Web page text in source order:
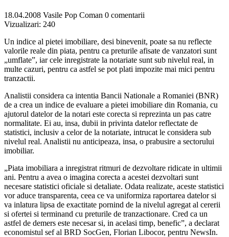
18.04.2008 Vasile Pop Coman 0 comentarii
Vizualizari: 240
Un indice al pietei imobiliare, desi binevenit, poate sa nu reflecte
valorile reale din piata, pentru ca preturile afisate de vanzatori sunt
„umflate”, iar cele inregistrate la notariate sunt sub nivelul real, in
multe cazuri, pentru ca astfel se pot plati impozite mai mici pentru
tranzactii.
Analistii considera ca intentia Bancii Nationale a Romaniei (BNR)
de a crea un indice de evaluare a pietei imobiliare din Romania, cu
ajutorul datelor de la notari este corecta si reprezinta un pas catre
normalitate. Ei au, insa, dubii in privinta datelor reflectate de
statistici, inclusiv a celor de la notariate, intrucat le considera sub
nivelul real. Analistii nu anticipeaza, insa, o prabusire a sectorului
imobiliar.
„Piata imobiliara a inregistrat ritmuri de dezvoltare ridicate in ultimii
ani. Pentru a avea o imagina corecta a acestei dezvoltari sunt
necesare statistici oficiale si detaliate. Odata realizate, aceste statistici
vor aduce transparenta, ceea ce va uniformiza raportarea datelor si
va inlatura lipsa de exactitate pornind de la nivelul agregat al cererii
si ofertei si terminand cu preturile de tranzactionare. Cred ca un
astfel de demers este necesar si, in acelasi timp, benefic”, a declarat
economistul sef al BRD SocGen, Florian Libocor, pentru NewsIn.